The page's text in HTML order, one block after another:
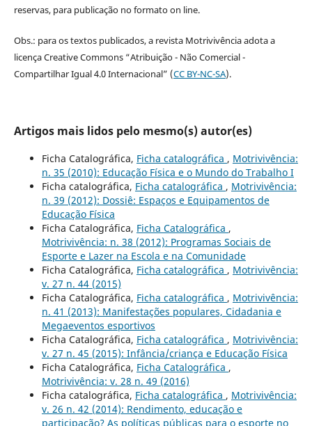
reservas, para publicação no formato on line.
Obs.: para os textos publicados, a revista Motrivivência adota a
licença Creative Commons “Atribuição - Não Comercial -
Compartilhar Igual 4.0 Internacional” (CC BY-NC-SA).
Artigos mais lidos pelo mesmo(s) autor(es)
Ficha Catalográfica, Ficha catalográfica , Motrivivência:
n. 35 (2010): Educação Física e o Mundo do Trabalho I
Ficha catalográfica, Ficha catalográfica , Motrivivência:
n. 39 (2012): Dossiê: Espaços e Equipamentos de
Educação Física
Ficha Catalográfica, Ficha Catalográfica ,
Motrivivência: n. 38 (2012): Programas Sociais de
Esporte e Lazer na Escola e na Comunidade
Ficha Catalográfica, Ficha catalográfica , Motrivivência:
v. 27 n. 44 (2015)
Ficha Catalográfica, Ficha catalográfica , Motrivivência:
n. 41 (2013): Manifestações populares, Cidadania e
Megaeventos esportivos
Ficha Catalográfica, Ficha catalográfica , Motrivivência:
v. 27 n. 45 (2015): Infância/criança e Educação Física
Ficha Catalográfica, Ficha Catalográfica ,
Motrivivência: v. 28 n. 49 (2016)
Ficha catalográfica, Ficha catalográfica , Motrivivência:
v. 26 n. 42 (2014): Rendimento, educação e
participação? As políticas públicas para o esporte no